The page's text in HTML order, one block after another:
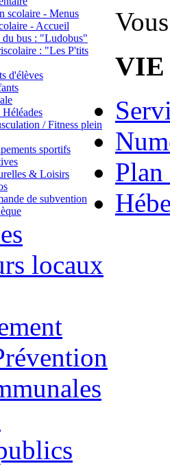
scolaire - Menus
- Accueil
du bus : "Ludobus"
: "Les P'tits
d'élèves
/ Fitness plein
sportifs
& Loisirs
de subvention
VIE
locaux